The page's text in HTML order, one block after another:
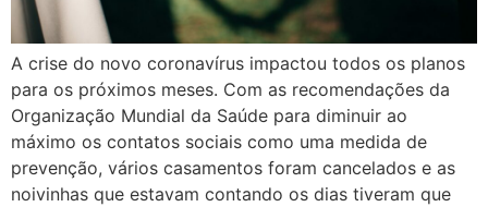
A crise do novo coronavírus impactou todos os planos
para os próximos meses. Com as recomendações da
Organização Mundial da Saúde para diminuir ao
máximo os contatos sociais como uma medida de
prevenção, vários casamentos foram cancelados e as
noivinhas que estavam contando os dias tiveram que